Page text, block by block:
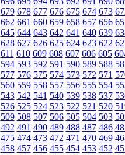
679 678 677 676 675 674 673
662 661 660 659 658 657 656
645 644 643 642 641 640 639
628 627 626 625 624 623 622
611 610 609 608 607 606 605
594 593 592 591 590 589 588
577 576 575 574 573 572 571
560 559 558 557 556 555 554
543 542 541 540 539 538 537
526 525 524 523 522 521 520
509 508 507 506 505 504 503
492 491 490 489 488 487 486
475 474 473 472 471 470 469
458 457 456 455 454 453 452